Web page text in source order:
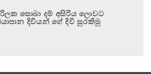
සොබා දම් අසිරිය ලොවට
දිවියන් ගේ දිවි සුරකිමු